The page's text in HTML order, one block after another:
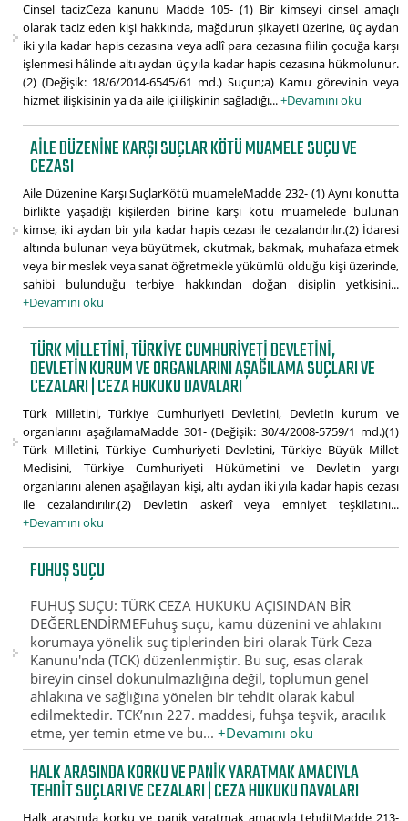
Cinsel tacizCeza kanunu Madde 105- (1) Bir kimseyi cinsel amaçlı
olarak taciz eden kişi hakkında, mağdurun şikayeti üzerine, üç aydan
iki yıla kadar hapis cezasına veya adlî para cezasına fiilin çocuğa karşı
işlenmesi hâlinde altı aydan üç yıla kadar hapis cezasına hükmolunur.
(2) (Değişik: 18/6/2014-6545/61 md.) Suçun;a) Kamu görevinin veya
hizmet ilişkisinin ya da aile içi ilişkinin sağladığı...+Devamını oku
AILE DÜZENINE KARŞI SUÇLAR KÖTÜ MUAMELE SUÇU VE
CEZASI
Aile Düzenine Karşı SuçlarKötü muameleMadde 232- (1) Aynı konutta
birlikte yaşadığı kişilerden birine karşı kötü muamelede bulunan
kimse, iki aydan bir yıla kadar hapis cezası ile cezalandırılır.(2) İdaresi
altında bulunan veya büyütmek, okutmak, bakmak, muhafaza etmek
veya bir meslek veya sanat öğretmekle yükümlü olduğu kişi üzerinde,
sahibi bulunduğu terbiye hakkından doğan disiplin yetkisini...
+Devamını oku
TÜRK MILLETINI, TÜRKIYE CUMHURIYETI DEVLETINI,
DEVLETIN KURUM VE ORGANLARINI AŞAĞILAMA SUÇLARI VE
CEZALARI | CEZA HUKUKU DAVALARI
Türk Milletini, Türkiye Cumhuriyeti Devletini, Devletin kurum ve
organlarını aşağılamaMadde 301- (Değişik: 30/4/2008-5759/1 md.)(1)
Türk Milletini, Türkiye Cumhuriyeti Devletini, Türkiye Büyük Millet
Meclisini, Türkiye Cumhuriyeti Hükümetini ve Devletin yargı
organlarını alenen aşağılayan kişi, altı aydan iki yıla kadar hapis cezası
ile cezalandırılır.(2) Devletin askerî veya emniyet teşkilatını...
+Devamını oku
FUHUŞ SUÇU
FUHUŞ SUÇU: TÜRK CEZA HUKUKU AÇISINDAN BİR
DEĞERLENDİRMEFuhuş suçu, kamu düzenini ve ahlakını
korumaya yönelik suç tiplerinden biri olarak Türk Ceza
Kanunu'nda (TCK) düzenlenmiştir. Bu suç, esas olarak
bireyin cinsel dokunulmazlığına değil, toplumun genel
ahlakına ve sağlığına yönelen bir tehdit olarak kabul
edilmektedir. TCK’nın 227. maddesi, fuhşa teşvik, aracılık
etme, yer temin etme ve bu...+Devamını oku
HALK ARASINDA KORKU VE PANIK YARATMAK AMACIYLA
TEHDIT SUÇLARI VE CEZALARI | CEZA HUKUKU DAVALARI